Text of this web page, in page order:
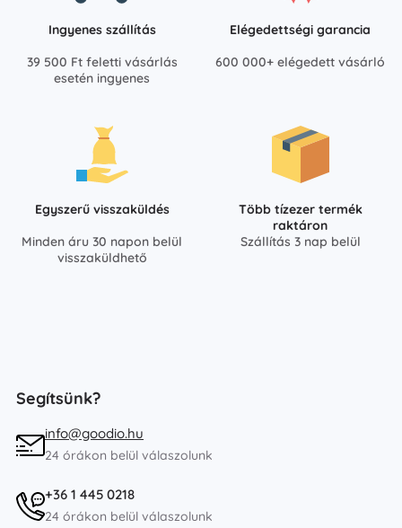
Ingyenes szállítás
39 500 Ft feletti vásárlás
esetén ingyenes
Elégedettségi garancia
600 000+ elégedett vásárló
Egyszerű visszaküldés
Minden áru 30 napon belül
visszaküldhető
Több tízezer termék
raktáron
Szállítás 3 nap belül
Segítsünk?
info@goodio.hu
24 órákon belül válaszolunk
+36 1 445 0218
24 órákon belül válaszolunk